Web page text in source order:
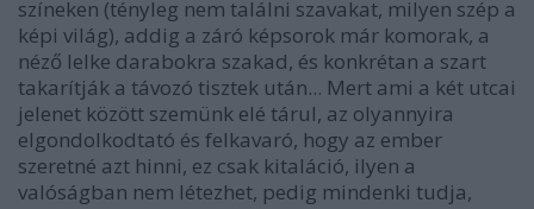
színeken (tényleg nem találni szavakat, milyen szép a
képi világ), addig a záró képsorok már komorak, a
néző lelke darabokra szakad, és konkrétan a szart
takarítják a távozó tisztek után... Mert ami a két utcai
jelenet között szemünk elé tárul, az olyannyira
elgondolkodtató és felkavaró, hogy az ember
szeretné azt hinni, ez csak kitaláció, ilyen a
valóságban nem létezhet, pedig mindenki tudja,